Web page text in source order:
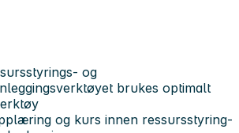
og
brukes optimalt
og kurs innen ressursstyring-